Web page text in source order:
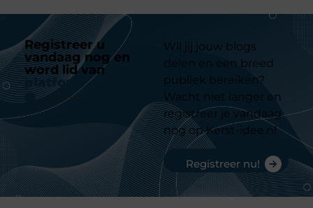
Registreer u
vandaag nog en
word lid van
platform
Wil jij jouw blogs
delen en een breed
publiek bereiken?
Wacht niet langer en
registreer je vandaag
nog op Kerst-idee.nl
Registreer nu!